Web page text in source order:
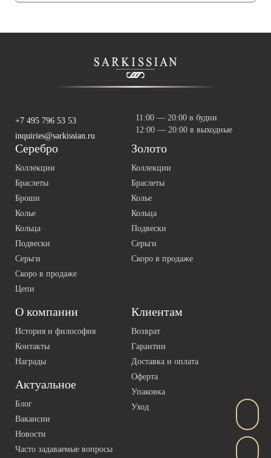
О компании
История и философия
Контакты
Награды
Актуальное
Блог
Вакансии
Новости
Часто задаваемые вопросы
Клиентам
Возврат
Гарантии
Доставка и оплата
Оферта
Упаковка
Уход
Серебро
Коллекции
Браслеты
Броши
Колье
Кольца
Подвески
Серьги
Скоро в продаже
Цепи
Золото
Коллекции
Браслеты
Колье
Кольца
Подвески
Серьги
Скоро в продаже
+7 495 796 53 53
inquiries@sarkissian.ru
11:00 — 20:00 в будни
12:00 — 20:00 в выходные